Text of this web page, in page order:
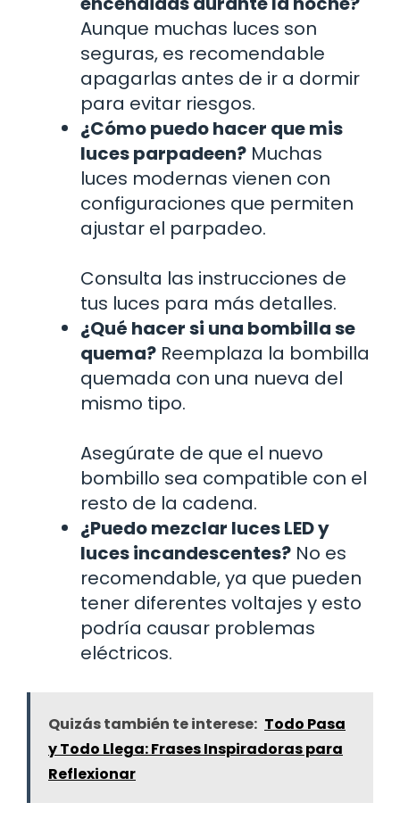
Aunque muchas luces son
seguras, es recomendable
apagarlas antes de ir a dormir
para evitar riesgos.
¿Cómo puedo hacer que mis
luces parpadeen? Muchas
luces modernas vienen con
configuraciones que permiten
ajustar el parpadeo.
Consulta las instrucciones de
tus luces para más detalles.
¿Qué hacer si una bombilla se
quema? Reemplaza la bombilla
quemada con una nueva del
mismo tipo.
Asegúrate de que el nuevo
bombillo sea compatible con el
resto de la cadena.
¿Puedo mezclar luces LED y
luces incandescentes? No es
recomendable, ya que pueden
tener diferentes voltajes y esto
podría causar problemas
eléctricos.
Quizás también te interese: Todo Pasa
y Todo Llega: Frases Inspiradoras para
Reflexionar